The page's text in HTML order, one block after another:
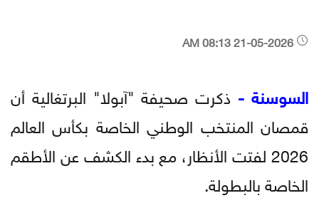
السوسنة - ذكرت صحيفة "آبولا" البرتغالية أن
قمصان المنتخب الوطني الخاصة بكأس العالم
2026 لفتت الأنظار، مع بدء الكشف عن الأطقم
الخاصة بالبطولة.